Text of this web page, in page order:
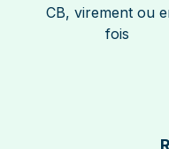
CB, virement ou
fois